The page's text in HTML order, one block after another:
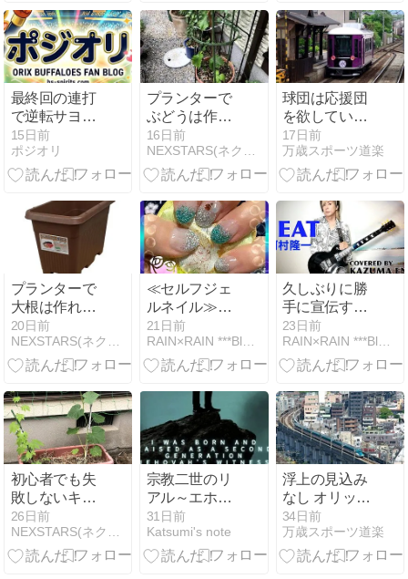
＠オリックス
劇場（DAY-
1）
最終回の連打
で逆転サヨナ
ラ勝ち！チー
ムに勢いがつ
きそうな一
15日前
ポジオリ
プランターで
ぶどうは作れ
るのか？初心
者でも安心！
収穫までを完
16日前
NEXSTARS(ネクスターズ)
球団は応援団
を欲している
か？ オリック
スバファロー
ズ2026
17日前
万歳スポーツ道楽
プランターで
大根は作れる
のか？初心者
でもできる栽
培方法！収穫
を完全解説
20日前
NEXSTARS(ネクスターズ)
≪セルフジェ
ルネイル≫シ
ルバー×エメ
グリのラメグ
ラネイル
21日前
RAIN×RAIN ***Blog Style***
久しぶりに勝
手に宣伝する
係（）のお仕
事をしたいと
思います！！
23日前
RAIN×RAIN ***Blog Style***
初心者でも失
敗しないキュ
ウリの作り
方！プランタ
ー選びや収穫
26日前
NEXSTARS(ネクスターズ)
宗教二世のリ
アル～エホバ
の証人として
生まれ育つと
いうこと～刊
31日前
Katsumi's note
浮上の見込み
なし オリック
スバファロー
ズ2026
34日前
万歳スポーツ道楽